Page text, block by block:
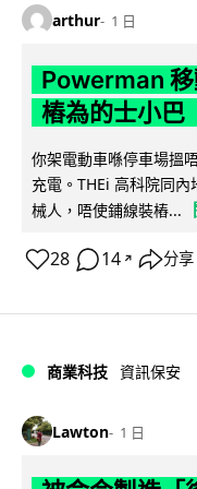
arthur 1 日
Powerman
樁為的士小巴
你架電動車喺停車場搵
充電。THEi 高科院同
械人，唔使鋪線裝樁...
28 14 ↗ 分享
商業科技 資訊保安
Lawton 1 日